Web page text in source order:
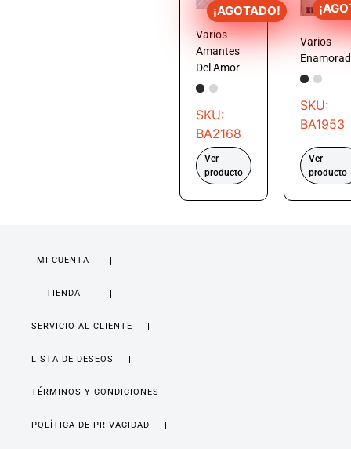
¡AGOTADO!
Varios –
Amantes
Del Amor
SKU:
BA2168
Ver
producto
Varios –
SKU:
BA1953
Ver
producto
MI CUENTA
TIENDA
SERVICIO AL CLIENTE
LISTA DE DESEOS
TÉRMINOS Y CONDICIONES
POLÍTICA DE PRIVACIDAD